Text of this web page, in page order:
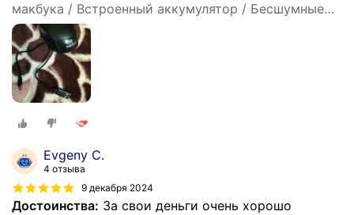
макбука / Встроенный аккумулятор / Бесшумные
кнопки / Bluetooth / Black
Evgeny C.
4 отзыва
9 декабря 2024
Достоинства: За свои деньги очень хорошо